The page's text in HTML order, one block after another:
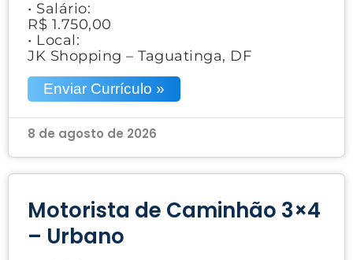
• Salário:
R$ 1.750,00
• Local:
JK Shopping – Taguatinga, DF
Enviar Currículo »
8 de agosto de 2026
Motorista de Caminhão 3×4
– Urbano